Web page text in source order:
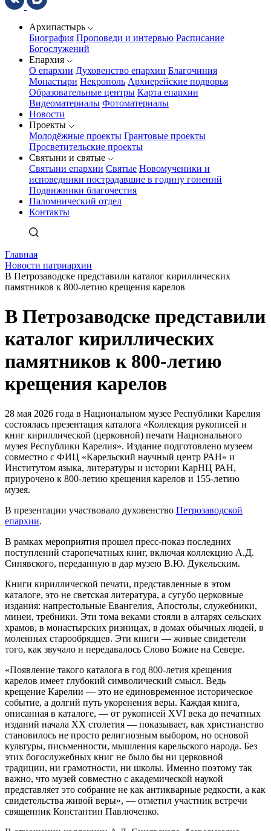
Архипастырь
Биография Проповеди и интервью Расписание
Богослужений
Епархия
О епархии Духовенство епархии Благочиния
Монастыри Некрополь Архиерейские подворья
Образовательные центры Карта епархии
Видеоматериалы Фотоматериалы
Новости
Проекты
Молодёжные проекты Грантовые проекты
Просветительские проекты
Святыни и святые
Святыни епархии Святые Новомученики и
исповедники пострадавшие в годину гонений
Подвижники благочестия
Паломнический отдел
Контакты
Главная
Новости патриархии
В Петрозаводске представили каталог кириллических
памятников к 800-летию крещения карелов
В Петрозаводске представили
каталог кириллических
памятников к 800-летию
крещения карелов
28 мая 2026 года в Национальном музее Республики Карелия
состоялась презентация каталога «Коллекция рукописей и
книг кириллической (церковной) печати Национального
музея Республики Карелия». Издание подготовлено музеем
совместно с ФИЦ «Карельский научный центр РАН» и
Институтом языка, литературы и истории КарНЦ РАН,
приурочено к 800-летию крещения карелов и 155-летию
музея.
В презентации участвовало духовенство Петрозаводской
епархии.
В рамках мероприятия прошел пресс-показ последних
поступлений старопечатных книг, включая коллекцию А.Д.
Синявского, переданную в дар музею В.Ю. Дукельским.
Книги кириллической печати, представленные в этом
каталоге, это не светская литература, а сугубо церковные
издания: напрестольные Евангелия, Апостолы, служебники,
минеи, требники. Эти тома веками стояли в алтарях сельских
храмов, в монастырских ризницах, в домах обычных людей, в
моленных старообрядцев. Эти книги — живые свидетели
того, как звучало и передавалось Слово Божие на Севере.
«Появление такого каталога в год 800-летия крещения
карелов имеет глубокий символический смысл. Ведь
крещение Карелии — это не единовременное историческое
событие, а долгий путь укоренения веры. Каждая книга,
описанная в каталоге, — от рукописей XVI века до печатных
изданий начала ХХ столетия — показывает, как христианство
становилось не просто религиозным выбором, но основой
культуры, письменности, мышления карельского народа. Без
этих богослужебных книг не было бы ни церковной
традиции, ни грамотности, ни школы. Именно поэтому так
важно, что музей совместно с академической наукой
представляет это собрание не как антикварные редкости, а как
свидетельства живой веры», — отметил участник встречи
священник Константин Павлюченко.